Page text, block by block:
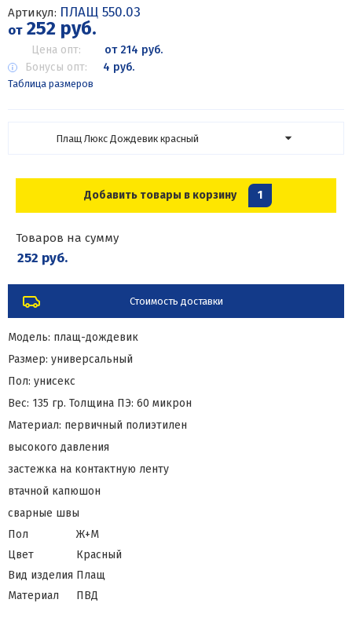
Артикул: ПЛАЩ 550.03
от252 руб.
Цена опт:
от 214 руб.
Бонусы опт:
4 руб.
Таблица размеров
Плащ Люкс Дождевик красный
Добавить товары в корзину 1
Товаров на сумму
252 руб.
Стоимость доставки
Модель: плащ-дождевик
Размер: универсальный
Пол: унисекс
Вес: 135 гр. Толщина ПЭ: 60 микрон
Материал: первичный полиэтилен
высокого давления
застежка на контактную ленту
втачной капюшон
сварные швы
Пол
Ж+М
Цвет
Красный
Вид изделия Плащ
Материал
ПВД